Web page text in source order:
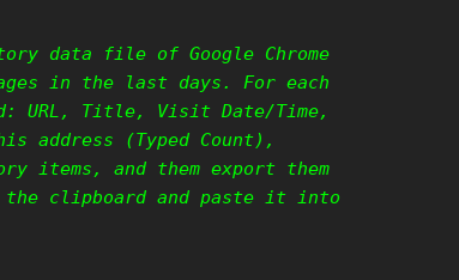
data file of Google Chrome
in the last days. For each
URL, Title, Visit Date/Time,
address (Typed Count),
items, and them export them
clipboard and paste it into